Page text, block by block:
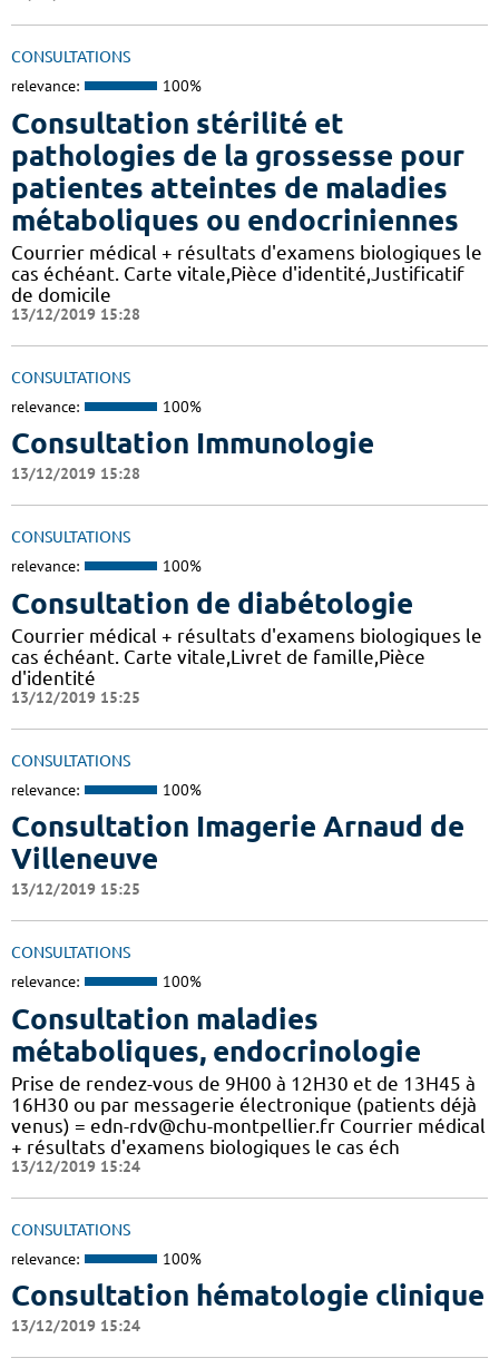
CONSULTATIONS
relevance: 100%
Consultation stérilité et
pathologies de la grossesse pour
patientes atteintes de maladies
métaboliques ou endocriniennes
Courrier médical + résultats d'examens biologiques le
cas échéant. Carte vitale,Pièce d'identité,Justificatif
de domicile
13/12/2019 15:28
CONSULTATIONS
relevance: 100%
Consultation Immunologie
13/12/2019 15:28
CONSULTATIONS
relevance: 100%
Consultation de diabétologie
Courrier médical + résultats d'examens biologiques le
cas échéant. Carte vitale,Livret de famille,Pièce
d'identité
13/12/2019 15:25
CONSULTATIONS
relevance: 100%
Consultation Imagerie Arnaud de
Villeneuve
13/12/2019 15:25
CONSULTATIONS
relevance: 100%
Consultation maladies
métaboliques, endocrinologie
Prise de rendez-vous de 9H00 à 12H30 et de 13H45 à
16H30 ou par messagerie électronique (patients déjà
venus) = edn-rdv@chu-montpellier.fr Courrier médical
+ résultats d'examens biologiques le cas éch
13/12/2019 15:24
CONSULTATIONS
relevance: 100%
Consultation hématologie clinique
13/12/2019 15:24